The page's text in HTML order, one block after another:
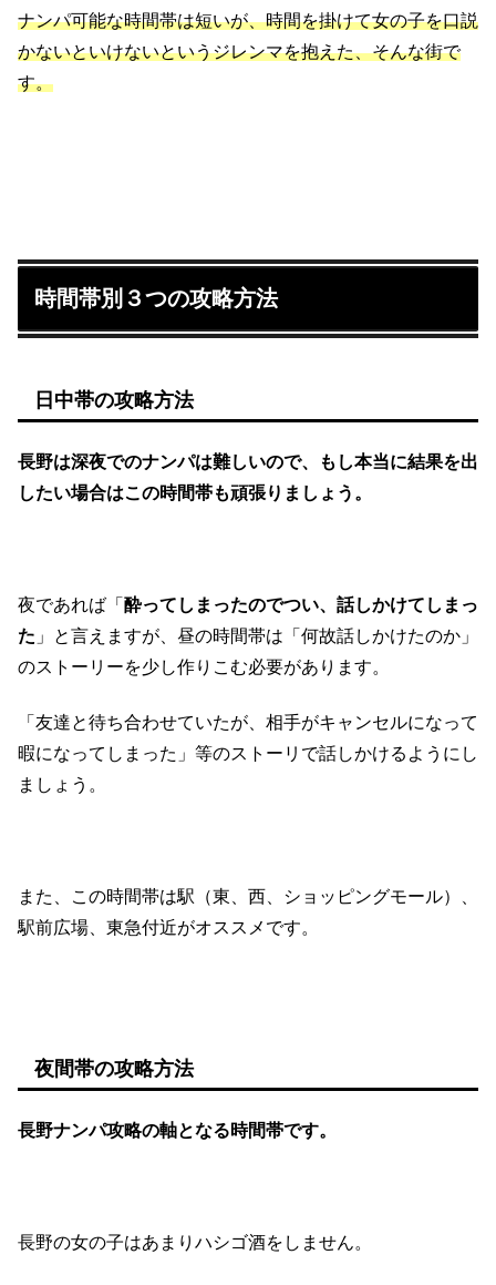
ナンパ可能な時間帯は短いが、時間を掛けて女の子を口説
かないといけないというジレンマを抱えた、そんな街で
す。
時間帯別３つの攻略方法
日中帯の攻略方法
長野は深夜でのナンパは難しいので、もし本当に結果を出
したい場合はこの時間帯も頑張りましょう。
夜であれば「 酔ってしまったのでつい、話しかけてしまっ
た 」と言えますが、昼の時間帯は「何故話しかけたのか」
のストーリーを少し作りこむ必要があります。
「友達と待ち合わせていたが、相手がキャンセルになって
暇になってしまった」等のストーリで話しかけるようにし
ましょう。
また、この時間帯は駅（東、西、ショッピングモール）、
駅前広場、東急付近がオススメです。
夜間帯の攻略方法
長野ナンパ攻略の軸となる時間帯です。
長野の女の子はあまりハシゴ酒をしません。